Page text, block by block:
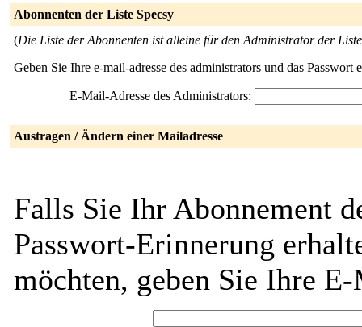
Abonnenten der Liste Specsy
(Die Liste der Abonnenten ist alleine für den Administrator der
Geben Sie Ihre e-mail-adresse des administrators und das
E-Mail-Adresse des Administrators:
Austragen / Ändern einer Mailadresse
Falls Sie Ihr Abonnement
Passwort-Erinnerung
möchten, geben Sie Ihre